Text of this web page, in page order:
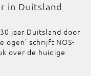
in Duitsland
jaar Duitsland door
ogen' schrijft NOS-
over de huidige